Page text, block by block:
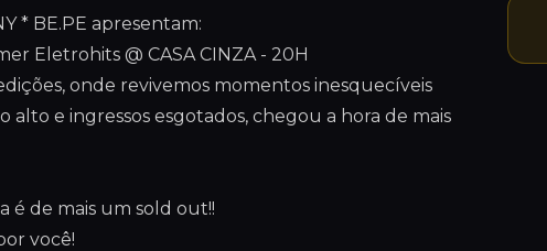
* BE.PE apresentam:
Eletrohits @ CASA CINZA - 20H
onde revivemos momentos inesquecíveis
e ingressos esgotados, chegou a hora de mais
é de mais um sold out!!
você!